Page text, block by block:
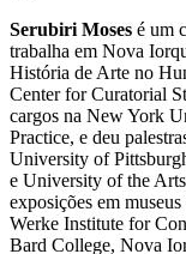
Serubiri Moses é um
trabalha em Nova
História de Arte no
Center for Curatorial
cargos na New York
Practice, e deu
University of
e University of the
exposições em
Werke Institute for
Bard College, Nova